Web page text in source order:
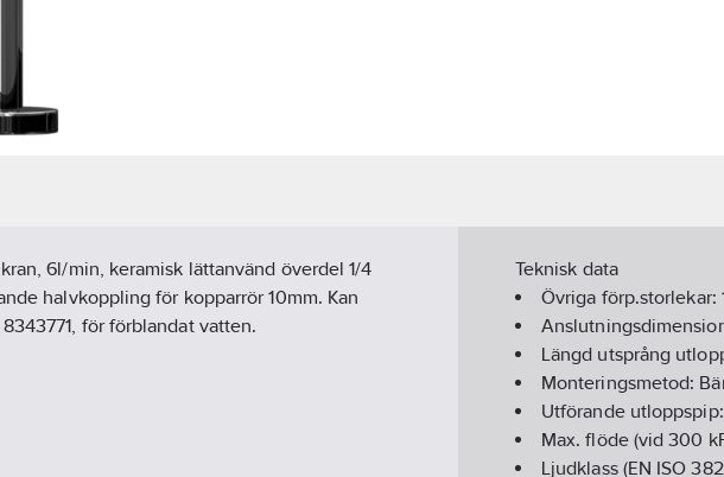
6l/min, keramisk lättanvänd överdel 1/4
halvkoppling för kopparrör 10mm. Kan
för förblandat vatten.
Teknisk data
Övriga förp.storlekar:
Längd utsprång
Monteringsmetod:
Utförande utloppspip:
Max. flöde (vid 300
Ljudklass (EN ISO